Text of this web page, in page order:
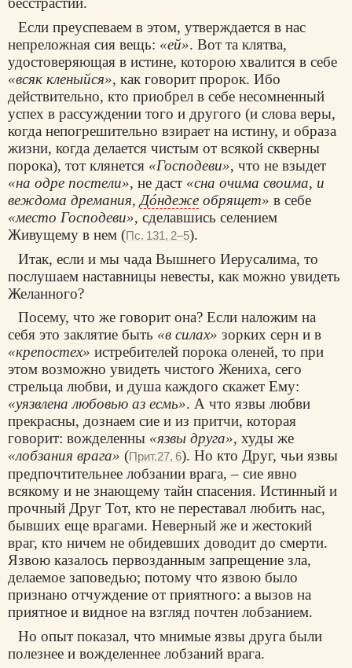
Если преуспеваем в этом, утверждается в нас
непреложная сия вещь: «ей». Вот та клятва,
удостоверяющая в истине, которою хвалится в себе
«всяк кленыйся», как говорит пророк. Ибо
действительно, кто приобрел в себе несомненный
успех в рассуждении того и другого (и слова веры,
когда непогрешительно взирает на истину, и образа
жизни, когда делается чистым от всякой скверны
порока), тот клянется «Господеви», что не взыдет
«на одре постели», не даст «сна очима своима, и
веждома дремания, Дóндеже обрящет» в себе
«место Господеви», сделавшись селением
Живущему в нем (Пс. 131, 2–5).
Итак, если и мы чада Вышнего Иерусалима, то
послушаем наставницы невесты, как можно увидеть
Желанного?
Посему, что же говорит она? Если наложим на
себя это заклятие быть «в силах» зорких серн и в
«крепостех» истребителей порока оленей, то при
этом возможно увидеть чистого Жениха, сего
стрельца любви, и душа каждого скажет Ему:
«уязвлена любовью аз есмь». А что язвы любви
прекрасны, дознаем сие и из притчи, которая
говорит: вожделенны «язвы друга», худы же
«лобзания врага» (Прит.27, 6). Но кто Друг, чьи язвы
предпочтительнее лобзании врага, – сие явно
всякому и не знающему тайн спасения. Истинный и
прочный Друг Тот, кто не переставал любить нас,
бывших еще врагами. Неверный же и жестокий
враг, кто ничем не обидевших доводит до смерти.
Язвою казалось первозданным запрещение зла,
делаемое заповедью; потому что язвою было
признано отчуждение от приятного: а вызов на
приятное и видное на взгляд почтен лобзанием.
Но опыт показал, что мнимые язвы друга были
полезнее и вожделеннее лобзаний врага.